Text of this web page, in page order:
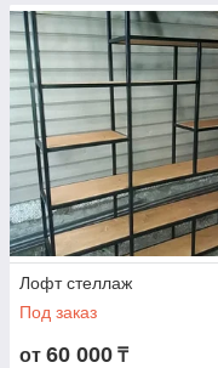
Лофт стеллаж
Под заказ
от 60 000 ₸